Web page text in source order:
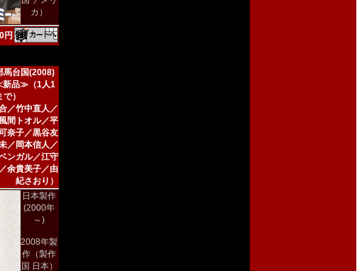
カ）
円
馬台国(2008)
新品≫（1人1
）
／竹中直人／
間トオル／平
奈子／黒谷友
／岡本信人／
ンガル／江守
余貴美子／由
紀さおり）
日本製作
(2000年
～)
2008年製
作（製作
国 日本）